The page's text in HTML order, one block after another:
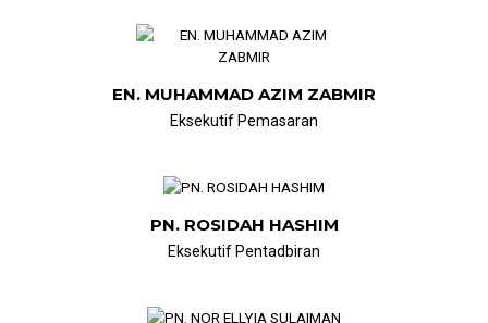
EN. MUHAMMAD AZIM ZABMIR
Eksekutif Pemasaran
PN. ROSIDAH HASHIM
Eksekutif Pentadbiran